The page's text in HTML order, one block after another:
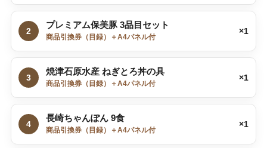
2
プレミアム保美豚 3品目セット
商品引換券（目録）＋A4パネル付
×1
3
焼津石原水産 ねぎとろ丼の具
商品引換券（目録）＋A4パネル付
×1
4
長崎ちゃんぽん 9食
商品引換券（目録）＋A4パネル付
×1